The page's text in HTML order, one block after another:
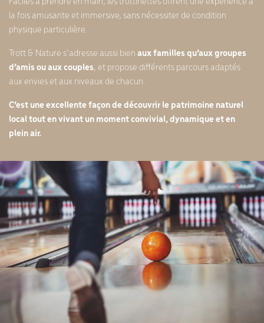
la fois amusante et immersive, sans nécessiter de condition
physique particulière.
Trott & Nature s’adresse aussi bien aux familles qu’aux groupes
d’amis ou aux couples, et propose différents parcours adaptés
aux envies et aux niveaux de chacun.
C’est une excellente façon de découvrir le patrimoine naturel
local tout en vivant un moment convivial, dynamique et en
plein air.